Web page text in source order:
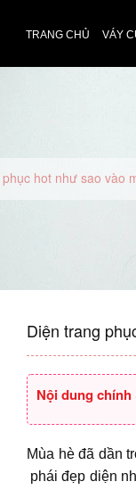
TRANG CHỦ VÁY
hot như sao vào
Diện trang
Nội dung chính
Mùa hè đã dần
phái đẹp diện